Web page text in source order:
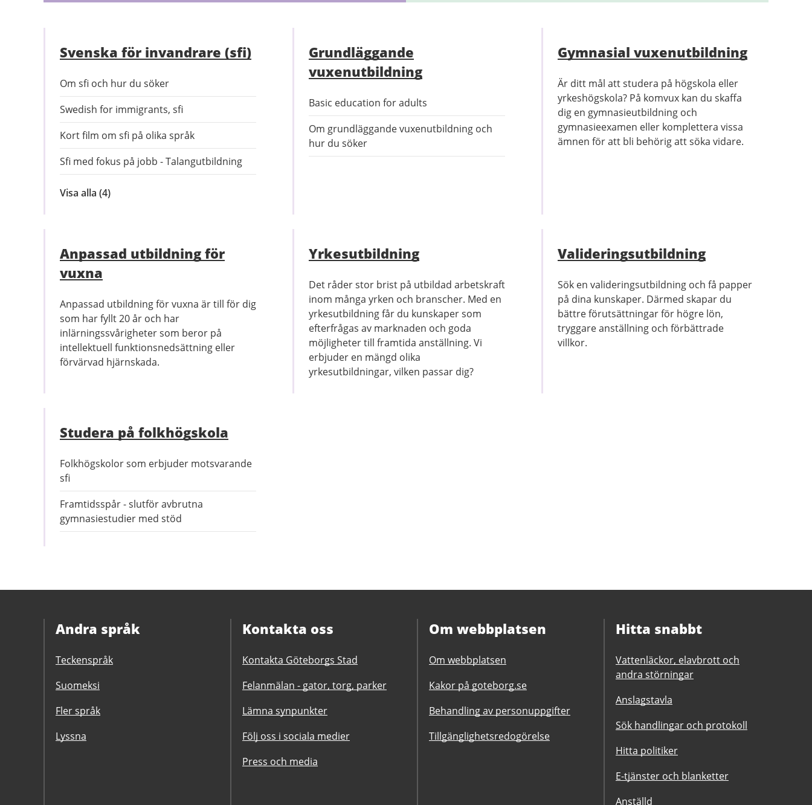
Svenska för invandrare (sfi)
Om sfi och hur du söker
Swedish for immigrants, sfi
Kort film om sfi på olika språk
Sfi med fokus på jobb - Talangutbildning
Visa alla inom
(sfi)
(4)
Grundläggande
vuxenutbildning
Basic education for adults
Om grundläggande vuxenutbildning och
hur du söker
Gymnasial vuxenutbildning
Är ditt mål att studera på högskola eller
yrkeshögskola? På komvux kan du skaffa
dig en gymnasieutbildning och
gymnasieexamen eller komplettera vissa
ämnen för att bli behörig att söka vidare.
Anpassad utbildning för
vuxna
Anpassad utbildning för vuxna är till för dig
som har fyllt 20 år och har
inlärningssvårigheter som beror på
intellektuell funktionsnedsättning eller
förvärvad hjärnskada.
Yrkesutbildning
Det råder stor brist på utbildad arbetskraft
inom många yrken och branscher. Med en
yrkesutbildning får du kunskaper som
efterfrågas av marknaden och goda
möjligheter till framtida anställning. Vi
erbjuder en mängd olika
yrkesutbildningar, vilken passar dig?
Valideringsutbildning
Sök en valideringsutbildning och få papper
på dina kunskaper. Därmed skapar du
bättre förutsättningar för högre lön,
tryggare anställning och förbättrade
villkor.
Studera på folkhögskola
Folkhögskolor som erbjuder motsvarande
sfi
Framtidsspår - slutför avbrutna
gymnasiestudier med stöd
Andra språk
Teckenspråk
Suomeksi
Fler språk
Lyssna
Kontakta oss
Kontakta Göteborgs Stad
Felanmälan - gator, torg, parker
Lämna synpunkter
Följ oss i sociala medier
Press och media
Om webbplatsen
Om webbplatsen
Kakor på goteborg.se
Behandling av personuppgifter
Tillgänglighetsredogörelse
Hitta snabbt
Vattenläckor, elavbrott och
andra störningar
Anslagstavla
Sök handlingar och protokoll
Hitta politiker
E-tjänster och blanketter
Anställd